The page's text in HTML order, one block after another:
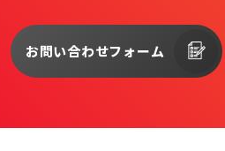
お問い合わせフォーム